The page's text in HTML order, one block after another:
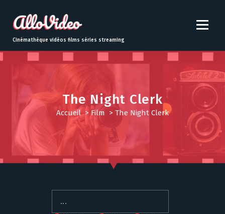
t
o
Cinémathèque vidéos films séries streaming
The Night Clerk
Accueil>Film > The Night Clerk